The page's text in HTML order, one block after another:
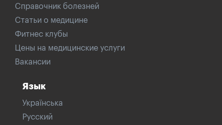
Справочник болезней
Статьи о медицине
Фитнес клубы
Цены на медицинские услуги
Вакансии
Язык
Українська
Русский